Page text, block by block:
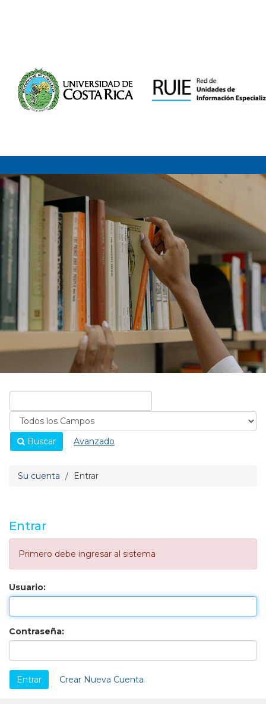
Buscar Avanzado
Su cuenta Entrar
Entrar
Primero debe ingresar al sistema
Usuario:
Contraseña:
Crear Nueva Cuenta